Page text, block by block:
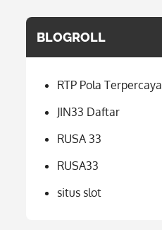
BLOGROLL
RTP Pola Terpercaya
JIN33 Daftar
RUSA 33
RUSA33
situs slot